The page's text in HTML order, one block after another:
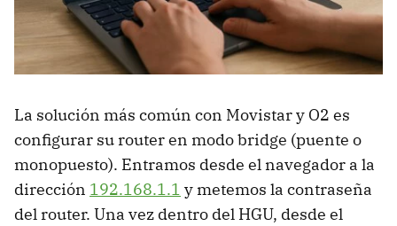
La solución más común con Movistar y O2 es
configurar su router en modo bridge (puente o
monopuesto). Entramos desde el navegador a la
dirección 192.168.1.1 y metemos la contraseña
del router. Una vez dentro del HGU, desde el